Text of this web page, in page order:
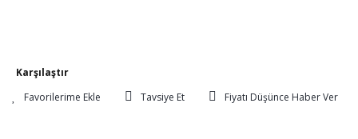
Karşılaştır
Tavsiye Et
Fiyatı Düşünce Haber Ver